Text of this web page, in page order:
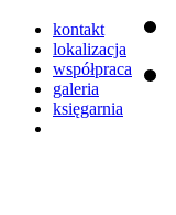
kontakt
lokalizacja
współpraca
galeria
księgarnia